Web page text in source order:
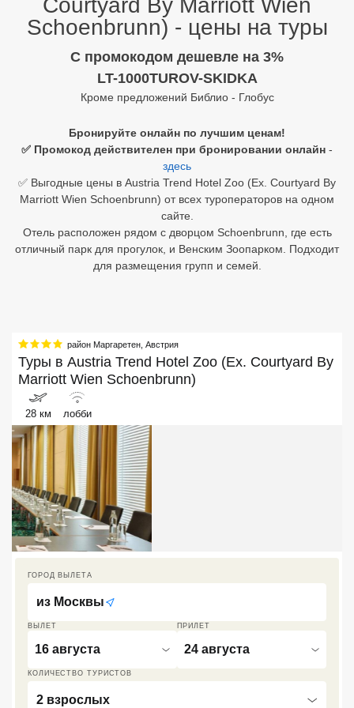
Courtyard By Marriott Wien
Schoenbrunn) - цены на туры
C промокодом дешевле на 3%
LT-1000TUROV-SKIDKA
Кроме предложений Библио - Глобус
Бронируйте онлайн по лучшим ценам!
✅ Промокод действителен при бронировании онлайн -
здесь
✅ Выгодные цены в Austria Trend Hotel Zoo (Ex. Courtyard By
Marriott Wien Schoenbrunn) от всех туроператоров на одном
сайте.
Отель расположен рядом с дворцом Schoenbrunn, где есть
отличный парк для прогулок, и Венским Зоопарком. Подходит
для размещения групп и семей.
район Маргаретен Австрия
Туры в Austria Trend Hotel Zoo (Ex. Courtyard By
Marriott Wien Schoenbrunn)
28 км лобби
ВЫЛЕТ
16 августа
ПРИЛЕТ
24 августа
КОЛИЧЕСТВО ТУРИСТОВ
2 взрослых
ГОРОД ВЫЛЕТА
из Москвы
Египет
Вьетнам
Хайнань
Южный Гоа
Большой Сочи
Кав Мин Воды
Экскурсионные туры
VIP отели 5 звезд
ТОП 10 лучших отелей 5*
ТОП 10 недорогих отелей
5*
Недорогие отели 4*
Лучшие отели 3* звезды
Недорогие отели 3*
звезды